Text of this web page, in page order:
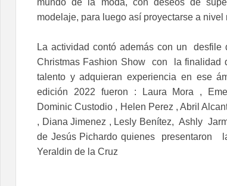
modelaje, para luego así proyectarse a
La actividad contó además con un
Christmas Fashion Show con la finalidad
talento y adquieran experiencia en ese
edición 2022 fueron : Laura Mora ,
Dominic Custodio , Helen Perez , Abril
, Diana Jimenez , Lesly Benítez, Ashly
de Jesús Pichardo quienes presentaron
Yeraldin de la Cruz